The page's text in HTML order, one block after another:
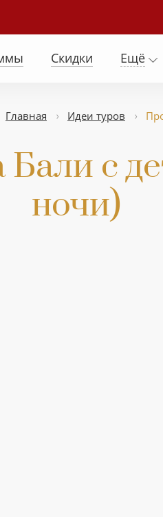
Скидки Ещё
Главная Идеи туров
с
ночи)